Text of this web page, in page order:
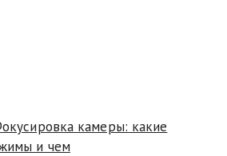
камеры: какие
и чем